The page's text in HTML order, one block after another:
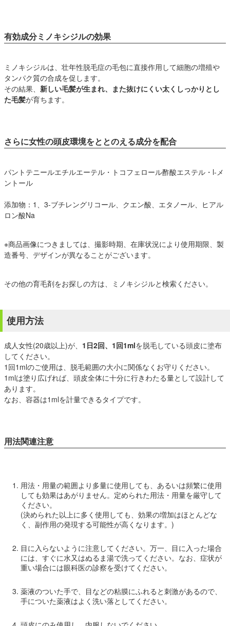
有効成分ミノキシジルの効果
ミノキシジルは、壮年性脱毛症の毛包に直接作用して細胞の増殖や
タンパク質の合成を促します。
その結果、 新しい毛髪が生まれ、また抜けにくい太くしっかりとし
た毛髪が育ちます。
さらに女性の頭皮環境をととのえる成分を配合
パントテニールエチルエーテル・トコフェロール酢酸エステル・l-メ
ントール
添加物：1、3-ブチレングリコール、クエン酸、エタノール、ヒアル
ロン酸Na
※商品画像につきましては、撮影時期、在庫状況により使用期限、製
造番号、デザインが異なることがございます。
その他の育毛剤をお探しの方は、ミノキシジルと検索ください。
使用方法
成人女性(20歳以上)が、 1日2回、1回1mlを脱毛している頭皮に塗布
してください。
1回1mlのご使用は、脱毛範囲の大小に関係なくお守りください。
1mlは塗り広げれば、頭皮全体に十分に行きわたる量として設計して
あります。
なお、容器は1mlを計量できるタイプです。
用法関連注意
用法・用量の範囲より多量に使用しても、あるいは頻繁に使用
しても効果はあがりません。定められた用法・用量を厳守して
ください。
(決められた以上に多く使用しても、効果の増加はほとんどな
く、副作用の発現する可能性が高くなります。)
目に入らないように注意してください。万一、目に入った場合
には、すぐに水又はぬるま湯で洗ってください。なお、症状が
重い場合には眼科医の診察を受けてください。
薬液のついた手で、目などの粘膜にふれると刺激があるので、
手についた薬液はよく洗い落としてください。